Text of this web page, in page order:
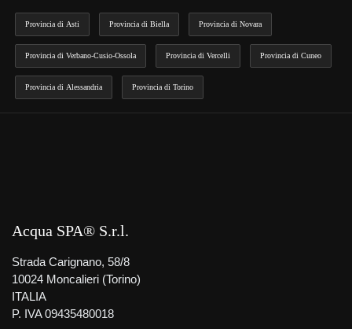
Provincia di Asti Provincia di Biella Provincia di Novara
Provincia di Verbano-Cusio-Ossola Provincia di Vercelli Provincia di Cuneo
Provincia di Alessandria Provincia di Torino
Acqua SPA® S.r.l.
Strada Carignano, 58/8
10024 Moncalieri (Torino)
ITALIA
P. IVA 09435480018